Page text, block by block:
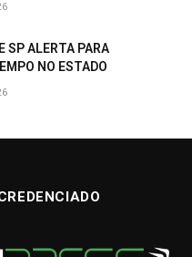
SP ALERTA PARA
NO ESTADO